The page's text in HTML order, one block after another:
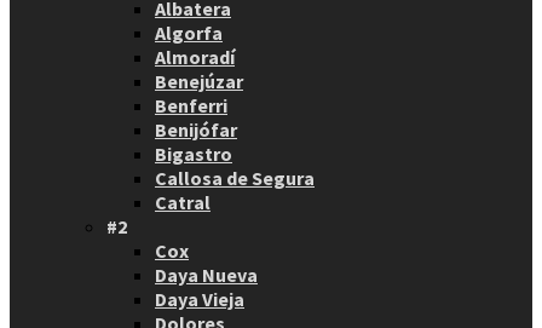
Albatera
Algorfa
Almoradí
Benejúzar
Benferri
Benijófar
Bigastro
Callosa de Segura
Catral
#2
Cox
Daya Nueva
Daya Vieja